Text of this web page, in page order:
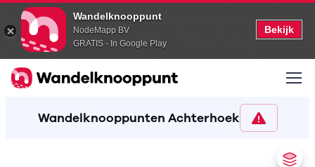
Wandelknooppunt
NodeMapp BV
GRATIS - In Google Play
Bekijk
Wandelknooppunten Achterhoek